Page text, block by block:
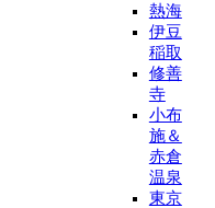
熱海
伊豆
稲取
修善
寺
小布
施＆
赤倉
温泉
東京